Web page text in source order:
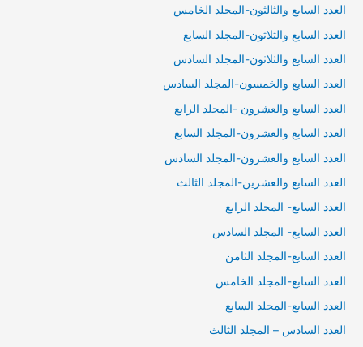
العدد السابع والثالثون-المجلد الخامس
العدد السابع والثلاثون-المجلد السابع
العدد السابع والثلاثون-المجلد السادس
العدد السابع والخمسون-المجلد السادس
العدد السابع والعشرون -المجلد الرابع
العدد السابع والعشرون-المجلد السابع
العدد السابع والعشرون-المجلد السادس
العدد السابع والعشرين-المجلد الثالث
العدد السابع- المجلد الرابع
العدد السابع- المجلد السادس
العدد السابع-المجلد الثامن
العدد السابع-المجلد الخامس
العدد السابع-المجلد السابع
العدد السادس – المجلد الثالث